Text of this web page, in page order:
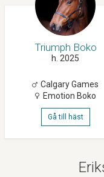
Triumph Boko
h. 2025
Calgary Games
Emotion Boko
Gå till häst